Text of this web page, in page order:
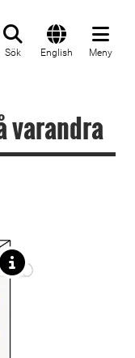
Sök English Meny
varandra